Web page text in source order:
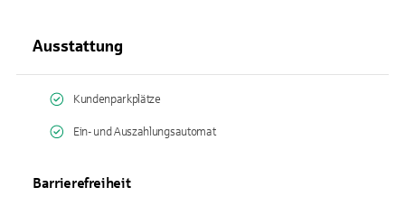
Ausstattung
Kundenparkplätze
Ein- und Auszahlungsautomat
Barrierefreiheit